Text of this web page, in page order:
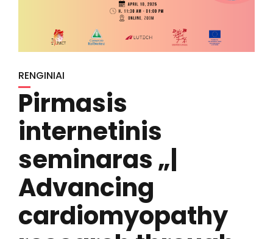
RENGINIAI
Pirmasis
internetinis
seminaras „|
Advancing
cardiomyopathy